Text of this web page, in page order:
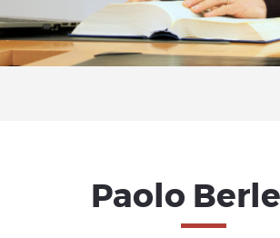
Paolo